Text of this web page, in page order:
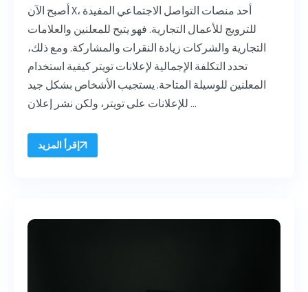
أصبح الآن X، أحد منصات التواصل الاجتماعي المفيدة
للترويج للأعمال التجارية. فهو يتيح للمعلنين والعلامات
التجارية والشركات زيادة النقرات والمشاركة. ومع ذلك،
تحدد التكلفة الإجمالية لإعلانات تويتر كيفية استخدام
المعلنين للوسيلة المتاحة. يستجيب الأشخاص بشكل جيد
للإعلانات على تويتر، ولكن نشر إعلان ...
إقرأ المزيد